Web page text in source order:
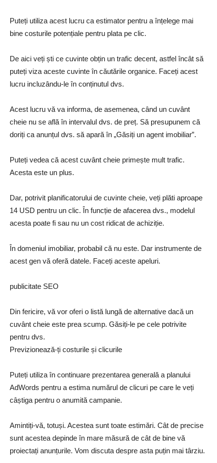
Puteți utiliza acest lucru ca estimator pentru a înțelege mai
bine costurile potențiale pentru plata pe clic.
De aici veți ști ce cuvinte obțin un trafic decent, astfel încât să
puteți viza aceste cuvinte în căutările organice. Faceți acest
lucru incluzându-le în conținutul dvs.
Acest lucru vă va informa, de asemenea, când un cuvânt
cheie nu se află în intervalul dvs. de preț. Să presupunem că
doriți ca anunțul dvs. să apară în „Găsiți un agent imobiliar”.
Puteți vedea că acest cuvânt cheie primește mult trafic.
Acesta este un plus.
Dar, potrivit planificatorului de cuvinte cheie, veți plăti aproape
14 USD pentru un clic. În funcție de afacerea dvs., modelul
acesta poate fi sau nu un cost ridicat de achiziție.
În domeniul imobiliar, probabil că nu este. Dar instrumente de
acest gen vă oferă datele. Faceți aceste apeluri.
publicitate SEO
Din fericire, vă vor oferi o listă lungă de alternative dacă un
cuvânt cheie este prea scump. Găsiți-le pe cele potrivite
pentru dvs.
Previzionează-ți costurile și clicurile
Puteți utiliza în continuare prezentarea generală a planului
AdWords pentru a estima numărul de clicuri pe care le veți
câștiga pentru o anumită campanie.
Amintiți-vă, totuși. Acestea sunt toate estimări. Cât de precise
sunt acestea depinde în mare măsură de cât de bine vă
proiectați anunțurile. Vom discuta despre asta puțin mai târziu.